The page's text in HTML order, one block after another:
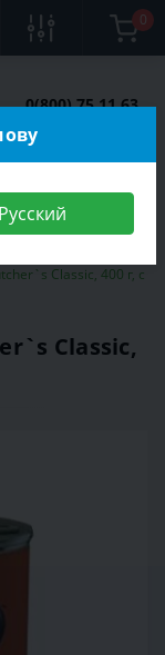
0
0(800) 75 11 63
Classic, 400 г, с
Classic,
Русский